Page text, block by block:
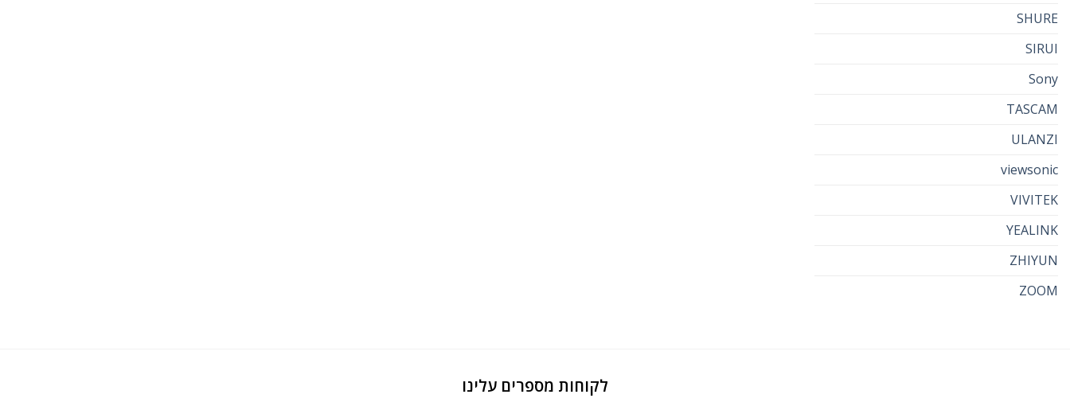
SHURE
SIRUI
Sony
TASCAM
ULANZI
viewsonic
VIVITEK
YEALINK
ZHIYUN
ZOOM
לקוחות מספרים עלינו